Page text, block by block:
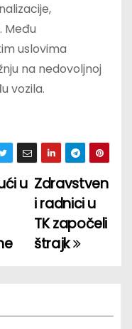
Među
uslovima
na nedovoljnoj
vozila.
Zdravstven
i radnici u
TK započeli
štrajk
u